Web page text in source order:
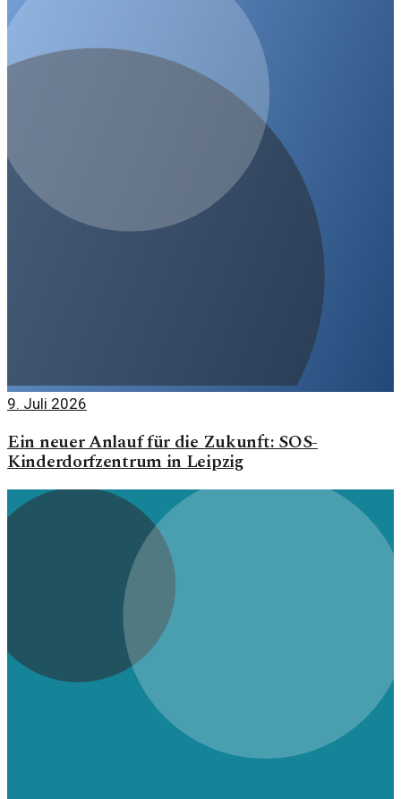
9. Juli 2026
Ein neuer Anlauf für die Zukunft: SOS-
Kinderdorfzentrum in Leipzig